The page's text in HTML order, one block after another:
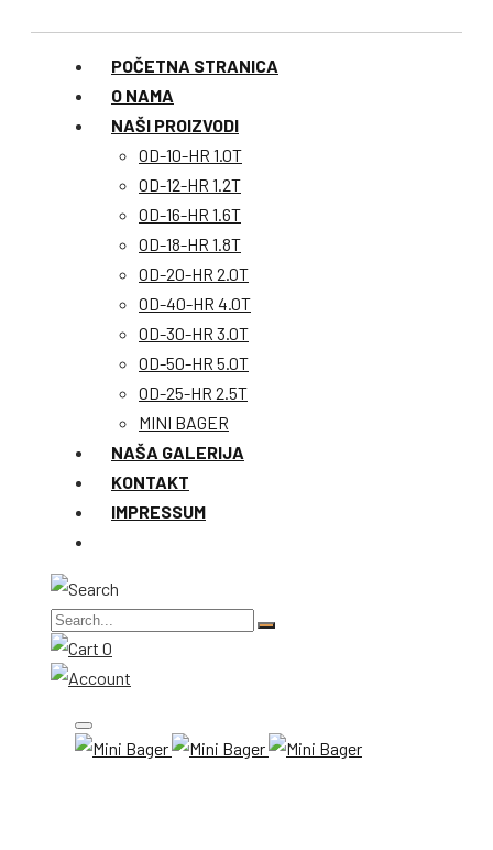
POČETNA STRANICA
O NAMA
NAŠI PROIZVODI
OD-10-HR 1.0T
OD-12-HR 1.2T
OD-16-HR 1.6T
OD-18-HR 1.8T
OD-20-HR 2.0T
OD-40-HR 4.0T
OD-30-HR 3.0T
OD-50-HR 5.0T
OD-25-HR 2.5T
MINI BAGER
NAŠA GALERIJA
KONTAKT
IMPRESSUM
0